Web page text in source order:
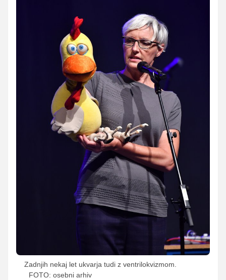
Zadnjih nekaj let ukvarja tudi z ventrilokvizmom.
FOTO: osebni arhiv